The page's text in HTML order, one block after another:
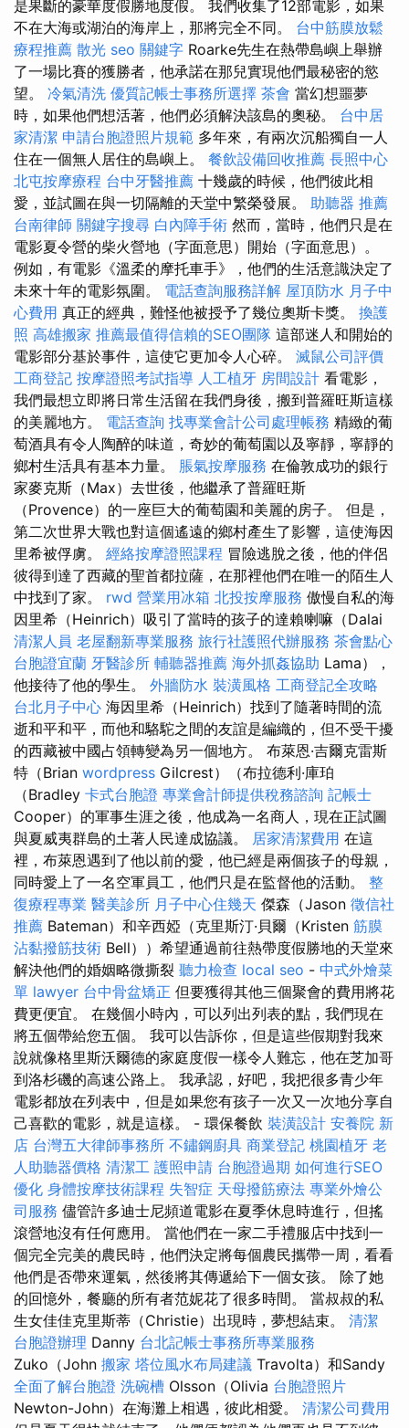
是果斷的豪華度假勝地度假。 我們收集了12部電影，如果
不在大海或湖泊的海岸上，那將完全不同。 台中筋膜放鬆
療程推薦 散光 seo 關鍵字 Roarke先生在熱帶島嶼上舉辦
了一場比賽的獲勝者，他承諾在那兒實現他們最秘密的慾
望。 冷氣清洗 優質記帳士事務所選擇 茶會 當幻想噩夢
時，如果他們想活著，他們必須解決該島的奧秘。 台中居
家清潔 申請台胞證照片規範 多年來，有兩次沉船獨自一人
住在一個​​無人居住的島嶼上。 餐飲設備回收推薦 長照中心
北屯按摩療程 台中牙醫推薦 十幾歲的時候，他們彼此相
愛，並試圖在與一切隔離的天堂中繁榮發展。 助聽器 推薦
台南律師 關鍵字搜尋 白內障手術 然而，當時，他們只是在
電影夏令營的柴火營地（字面意思）開始（字面意思）。
例如，有電影《溫柔的摩托車手》，他們的生活意識決定了
未來十年的電影氛圍。 電話查詢服務詳解 屋頂防水 月子中
心費用 真正的經典，難怪他被授予了幾位奧斯卡獎。 換護
照 高雄搬家 推薦最值得信賴的SEO團隊 這部迷人和開始的
電影部分基於事件，這使它更加令人心碎。 滅鼠公司評價
工商登記 按摩證照考試指導 人工植牙 房間設計 看電影，
我們最想立即將日常生活留在我們身後，搬到普羅旺斯這樣
的美麗地方。 電話查詢 找專業會計公司處理帳務 精緻的葡
萄酒具有令人陶醉的味道，奇妙的葡萄園以及寧靜，寧靜的
鄉村生活具有基本力量。 脹氣按摩服務 在倫敦成功的銀行
家麥克斯（Max）去世後，他繼承了普羅旺斯
（Provence）的一座巨大的葡萄園和美麗的房子。 但是，
第二次世界大戰也對這個遙遠的鄉村產生了影響，這使海因
里希被俘虜。 經絡按摩證照課程 冒險逃脫之後，他的伴侶
彼得到達了西藏的聖首都拉薩，在那裡他們在唯一的陌生人
中找到了家。 rwd 營業用冰箱 北投按摩服務 傲慢自私的海
因里希（Heinrich）吸引了當時的孩子的達賴喇嘛（Dalai
清潔人員 老屋翻新專業服務 旅行社護照代辦服務 茶會點心
台胞證宜蘭 牙醫診所 輔聽器推薦 海外抓姦協助 Lama），
他接待了他的學生。 外牆防水 裝潢風格 工商登記全攻略
台北月子中心 海因里希（Heinrich）找到了隨著時間的流
逝和平和平，而他和駱駝之間的友誼是編織的，但不受干擾
的西藏被中國占領轉變為另一個地方。 布萊恩·吉爾克雷斯
特（Brian wordpress Gilcrest）（布拉德利·庫珀
（Bradley 卡式台胞證 專業會計師提供稅務諮詢 記帳士
Cooper）的軍事生涯之後，他成為一名商人，現在正試圖
與夏威夷群島的土著人民達成協議。 居家清潔費用 在這
裡，布萊恩遇到了他以前的愛，他已經是兩個孩子的母親，
同時愛上了一名空軍員工，他們只是在監督他的活動。 整
復療程專業 醫美診所 月子中心住幾天 傑森（Jason 徵信社
推薦 Bateman）和辛西婭（克里斯汀·貝爾（Kristen 筋膜
沾黏撥筋技術 Bell））希望通過前往熱帶度假勝地的天堂來
解決他們的婚姻略微撕裂 聽力檢查 local seo - 中式外燴菜
單 lawyer 台中骨盆矯正 但要獲得其他三個聚會的費用將花
費更便宜。 在幾個小時內，可以列出列表的點，我們現在
將五個帶給您五個。 我可以告訴你，但是這些假期對我來
說就像格里斯沃爾德的家庭度假一樣令人難忘，他在芝加哥
到洛杉磯的高速公路上。 我承認，好吧，我把很多青少年
電影都放在列表中，但是如果您有孩子一次又一次地分享自
己喜歡的電影，就是這樣。 - 環保餐飲 裝潢設計 安養院 新
店 台灣五大律師事務所 不鏽鋼廚具 商業登記 桃園植牙 老
人助聽器價格 清潔工 護照申請 台胞證過期 如何進行SEO
優化 身體按摩技術課程 失智症 天母撥筋療法 專業外燴公
司服務 儘管許多迪士尼頻道電影在夏季休息時進行，但搖
滾營地沒有任何應用。 當他們在一家二手禮服店中找到一
個完全完美的農民時，他們決定將每個農民攜帶一周，看看
他們是否帶來運氣，然後將其傳遞給下一個女孩。 除了她
的回憶外，餐廳的所有者范妮花了很多時間。 當叔叔的私
生女佳佳克里斯蒂（Christie）出現時，夢想結束。 清潔
台胞證辦理 Danny 台北記帳士事務所專業服務
Zuko（John 搬家 塔位風水布局建議 Travolta）和Sandy
全面了解台胞證 洗碗槽 Olsson（Olivia 台胞證照片
Newton-John）在海灘上相遇，彼此相愛。 清潔公司費用